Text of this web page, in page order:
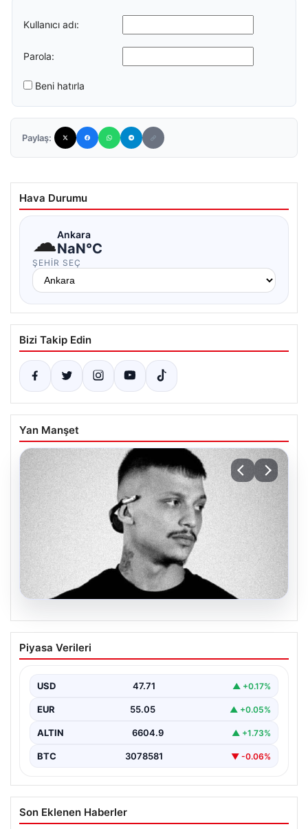
Kullanıcı adı:
Parola:
Beni hatırla
Paylaş:
Hava Durumu
☁Ankara
NaN°C
ŞEHIR SEÇ
Bizi Takip Edin
Yan Manşet
06.08.2026
Klibinde silah kullanan rapçi Yuşa
Keskin ile 3 şüpheli adli kontrol ile
Piyasa Verileri
USD 47.71 ▲ +0.17%
EUR 55.05 ▲ +0.05%
ALTIN 6604.9 ▲ +1.73%
BTC 3078581 ▼ -0.06%
Son Eklenen Haberler